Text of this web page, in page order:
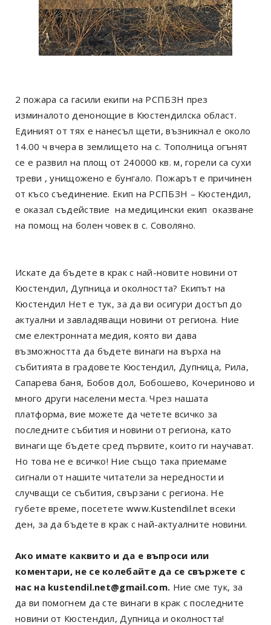
2 пожара са гасили екипи на РСПБЗН през
изминалото денонощие в Кюстендилска област.
Единият от тях е нанесъл щети, възникнал е около
14.00 ч вчера в землището на с. Тополница огънят
се е развил на площ от 240000 кв. м, горели са сухи
треви , унищожено е бунгало. Пожарът е причинен
от късо съединение. Екип на РСПБЗН – Кюстендил,
е оказал съдействие на медицински екип оказване
на помощ на болен човек в с. Соволяно.
Искате да бъдете в крак с най-новите новини от
Кюстендил, Дупница и околността? Екипът на
Кюстендил Нет е тук, за да ви осигури достъп до
актуални и завладяващи новини от региона. Ние
сме електронната медия, която ви дава
възможността да бъдете винаги на върха на
събитията в градовете Кюстендил, Дупница, Рила,
Сапарева баня, Бобов дол, Бобошево, Кочериново и
много други населени места. Чрез нашата
платформа, вие можете да четете всичко за
последните събития и новини от региона, като
винаги ще бъдете сред първите, които ги научават.
Но това не е всичко! Ние също така приемаме
сигнали от нашите читатели за нередности и
случващи се събития, свързани с региона. Не
губете време, посетете www.Kustendil.net всеки
ден, за да бъдете в крак с най-актуалните новини.
Ако имате каквито и да е въпроси или
коментари, не се колебайте да се свържете с
нас на kustendil.net@gmail.com. Ние сме тук, за
да ви помогнем да сте винаги в крак с последните
новини от Кюстендил, Дупница и околността!